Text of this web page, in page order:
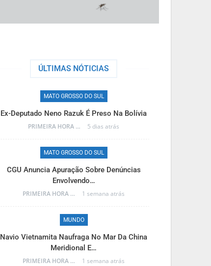
ÚLTIMAS NÓTICIAS
MATO GROSSO DO SUL
Ex-Deputado Neno Razuk É Preso Na Bolívia
PRIMEIRA HORA ONLINE 5 dias atrás
MATO GROSSO DO SUL
CGU Anuncia Apuração Sobre Denúncias
Envolvendo…
PRIMEIRA HORA ONLINE 1 semana atrás
MUNDO
Navio Vietnamita Naufraga No Mar Da China
Meridional E…
PRIMEIRA HORA ONLINE 1 semana atrás